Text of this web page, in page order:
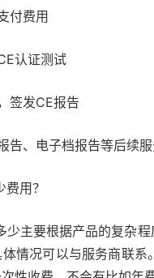
付费用
认证测试
签发CE报告
告、电子档报告等后续
用？
少主要根据产品的复杂
情况可以与服务商联系